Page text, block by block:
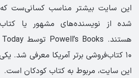
این سایت بیشتر مناسب کسانی‌ست که
شده از نویسنده‌های مشهور یا
۱۰ کتاب‌فروشی برتر آمریکا معرفی شد.
این سایت، مربوط به کتاب کودکان است.